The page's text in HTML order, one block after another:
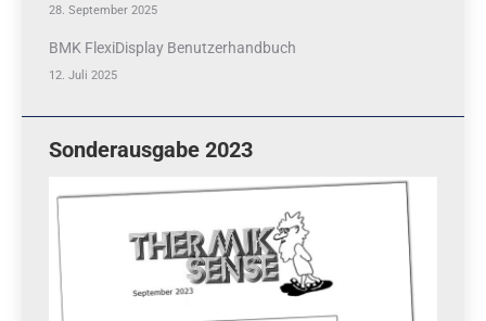
28. September 2025
BMK FlexiDisplay Benutzerhandbuch
12. Juli 2025
Sonderausgabe 2023